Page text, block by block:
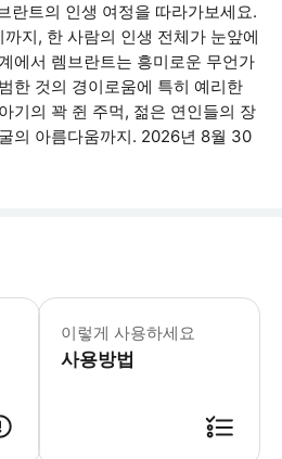
란트의 인생 여정을 따라가보세요.
지, 한 사람의 인생 전체가 눈앞에
에서 렘브란트는 흥미로운 무언가
한 것의 경이로움에 특히 예리한
기의 꽉 쥔 주먹, 젊은 연인들의 장
의 아름다움까지. 2026년 8월 30
이렇게 사용하세요
사용방법